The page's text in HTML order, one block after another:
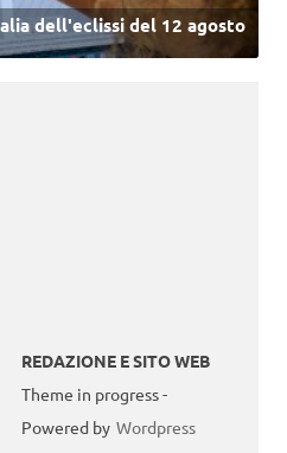
dell'eclissi del 12 agosto
REDAZIONE E SITO WEB
Theme in progress -
Powered by Wordpress